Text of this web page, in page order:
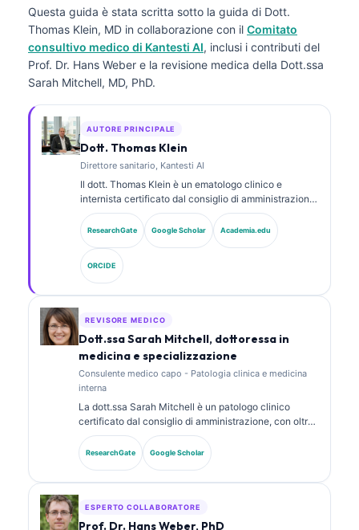
Questa guida è stata scritta sotto la guida di Dott.
Thomas Klein, MD in collaborazione con il Comitato
consultivo medico di Kantesti AI, inclusi i contributi del
Prof. Dr. Hans Weber e la revisione medica della Dott.ssa
Sarah Mitchell, MD, PhD.
AUTORE PRINCIPALE
Dott. Thomas Klein
Direttore sanitario, Kantesti AI
Il dott. Thomas Klein è un ematologo clinico e
internista certificato dal consiglio di amministrazione,
con oltre 15 anni di esperienza in medicina di
laboratorio e analisi clinica assistita da AI. In qualità
di Chief Medical Officer presso Kantesti AI, fornisce
supervisione clinica sull’accuratezza medica della
rete neurale proprietaria. Il dott. Klein ha pubblicato
ampiamente su interpretazione dei biomarcatori e
diagnostica di laboratorio su argomenti di medicina di
ResearchGate Google Scholar Academia.edu
ORCIDE
REVISORE MEDICO
Dott.ssa Sarah Mitchell, dottoressa in
medicina e specializzazione
Consulente medico capo - Patologia clinica e medicina
interna
La dott.ssa Sarah Mitchell è un patologo clinico
certificato dal consiglio di amministrazione, con oltre
18 anni di esperienza in medicina di laboratorio e
analisi diagnostica. Possiede certificazioni di
specializzazione in chimica clinica e ha pubblicato
ResearchGate Google Scholar
ESPERTO COLLABORATORE
Prof. Dr. Hans Weber, PhD